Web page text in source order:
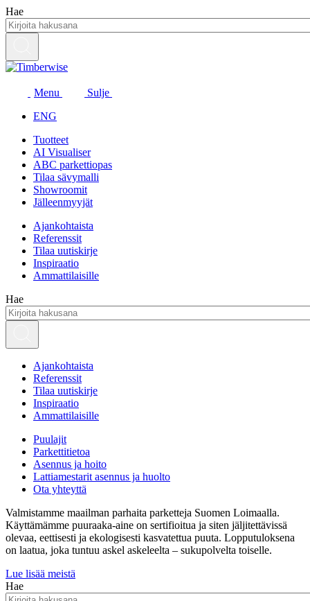
Siirry
sisältöön
Hae
Menu
Sulje
ENG
Tuotteet
AI Visualiser
ABC parkettiopas
Tilaa sävymalli
Showroomit
Jälleenmyyjät
Ajankohtaista
Referenssit
Tilaa uutiskirje
Inspiraatio
Ammattilaisille
Hae
Ajankohtaista
Referenssit
Tilaa uutiskirje
Inspiraatio
Ammattilaisille
Puulajit
Parkettitietoa
Asennus ja hoito
Lattiamestarit asennus ja huolto
Ota yhteyttä
Valmistamme maailman parhaita parketteja Suomen Loimaalla.
Käyttämämme puuraaka-aine on sertifioitua ja siten jäljitettävissä
olevaa, eettisesti ja ekologisesti kasvatettua puuta. Lopputuloksena
on laatua, joka tuntuu askel askeleelta – sukupolvelta toiselle.
Lue lisää meistä
Hae